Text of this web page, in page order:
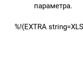
параметра.
%!(EXTRA